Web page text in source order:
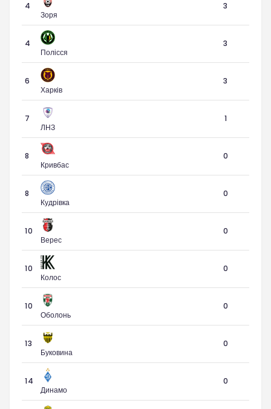
4
Зоря
3
4
Полісся
3
6
Харків
3
7
ЛНЗ
1
8
Кривбас
0
8
Кудрівка
0
10
Верес
0
10
Колос
0
10
Оболонь
0
13
Буковина
0
14
Динамо
0